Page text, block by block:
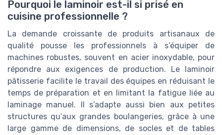
Pourquoi le laminoir est-il si prisé en
cuisine professionnelle ?
La demande croissante de produits artisanaux de
qualité pousse les professionnels à s’équiper de
machines robustes, souvent en acier inoxydable, pour
répondre aux exigences de production. Le laminoir
pâtisserie facilite le travail des équipes en réduisant le
temps de préparation et en limitant la fatigue liée au
laminage manuel. Il s’adapte aussi bien aux petites
structures qu’aux grandes boulangeries, grâce à une
large gamme de dimensions, de socles et de tables